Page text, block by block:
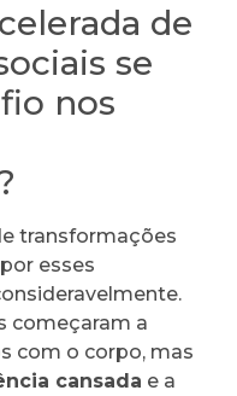
de
se
nos
transformações
esses
começaram a
com o corpo, mas
cansada e a